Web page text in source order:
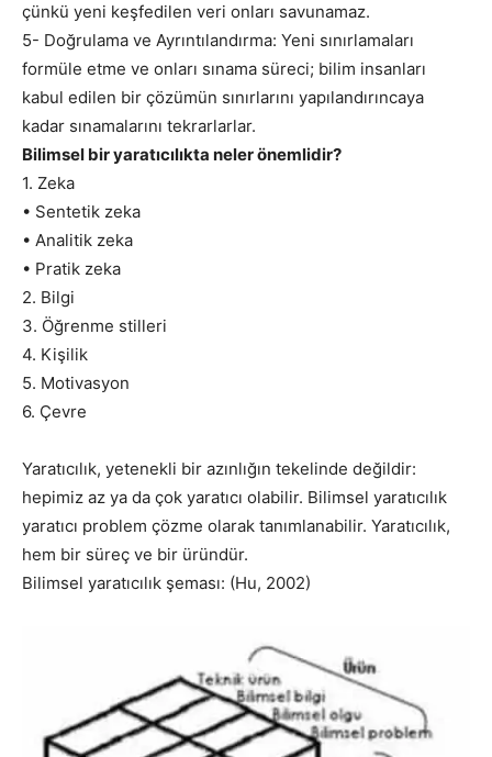
çünkü yeni keşfedilen veri onları savunamaz.
5- Doğrulama ve Ayrıntılandırma: Yeni sınırlamaları
formüle etme ve onları sınama süreci; bilim insanları
kabul edilen bir çözümün sınırlarını yapılandırıncaya
kadar sınamalarını tekrarlarlar.
Bilimsel bir yaratıcılıkta neler önemlidir?
1. Zeka
• Sentetik zeka
• Analitik zeka
• Pratik zeka
2. Bilgi
3. Öğrenme stilleri
4. Kişilik
5. Motivasyon
6. Çevre
Yaratıcılık, yetenekli bir azınlığın tekelinde değildir:
hepimiz az ya da çok yaratıcı olabilir. Bilimsel yaratıcılık
yaratıcı problem çözme olarak tanımlanabilir. Yaratıcılık,
hem bir süreç ve bir üründür.
Bilimsel yaratıcılık şeması: (Hu, 2002)